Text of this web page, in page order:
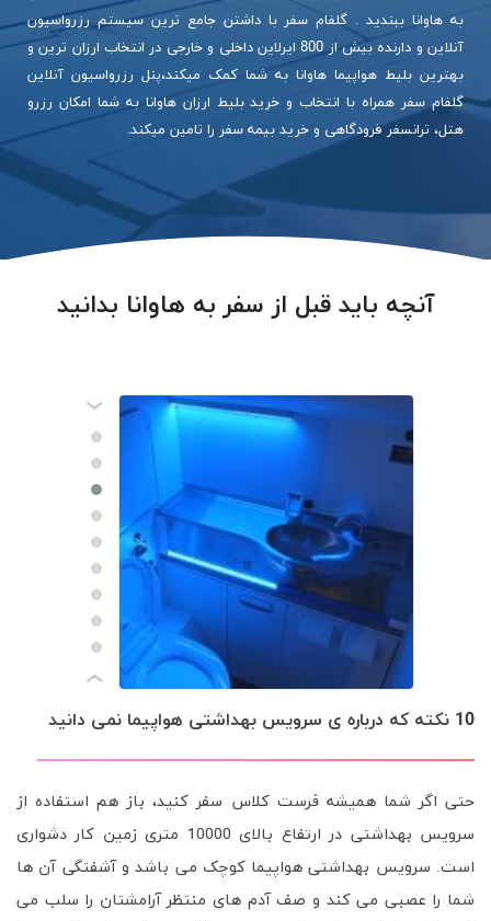
به هاوانا ببندید . گلفام سفر با داشتن جامع ترین سیستم رزرواسیون
آنلاین و دارنده بیش از 800 ایرلاین داخلی و خارجی در انتخاب ارزان ترین و
بهترین بلیط هواپیما هاوانا به شما کمک میکند،پنل رزرواسیون آنلاین
گلفام سفر همراه با انتخاب و خرید بلیط ارزان هاوانا به شما امکان رزرو
هتل، ترانسفر فرودگاهی و خرید بیمه سفر را تامین میکند.
آنچه باید قبل از سفر به هاوانا بدانید
‹
›
10 نکته که درباره ی سرویس بهداشتی هواپیما نمی دانید
حتی اگر شما همیشه فرست کلاس سفر کنید، باز هم استفاده از
سرویس بهداشتی در ارتفاع بالای 10000 متری زمین کار دشواری
است. سرویس بهداشتی هواپیما کوچک می باشد و آشفتگی آن ها
شما را عصبی می کند و صف آدم های منتظر آرامشتان را سلب می